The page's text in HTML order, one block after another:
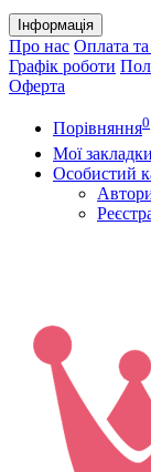
Інформація
Про нас Оплата та
Графік роботи
Оферта
Порівняння0
Мої закладки
Особистий